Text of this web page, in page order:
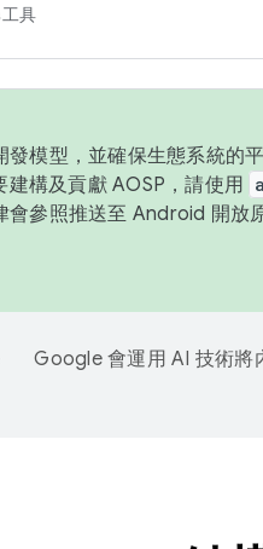
具
發模型，並確保生態系統的
建構及貢獻 AOSP，請使用
會參照推送至 Android 開放
Google 會運用 AI 技術將